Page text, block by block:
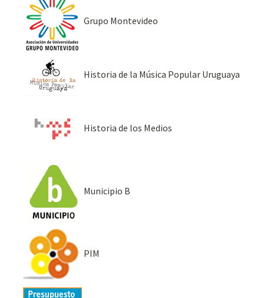
Grupo Montevideo
Historia de la Música Popular Uruguaya
Historia de los Medios
Municipio B
PIM